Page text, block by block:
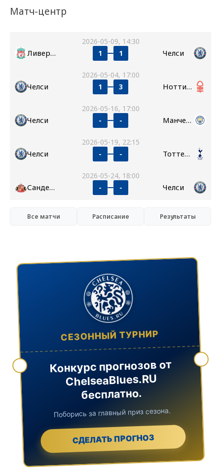
Матч-центр
2026-05-09, 14:30
Ливерпуль 1 1 Челси
2026-05-04, 17:00
Челси 1 3 Ноттингем Форест
2026-05-16, 17:00
Челси - - Манчестер Сити
2026-05-19, 22:15
Челси - - Тоттенхэм
2026-05-24, 18:00
Сандерленд - - Челси
Все матчи Расписание Результаты
СЕЗОННЫЙ ТУРНИР
Конкурс прогнозов от
ChelseaBlues.RU
бесплатно.
Поборись за главный приз сезона.
СДЕЛАТЬ ПРОГНОЗ